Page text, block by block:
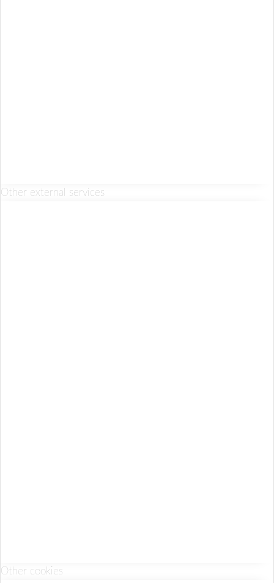
Other external services
Other cookies